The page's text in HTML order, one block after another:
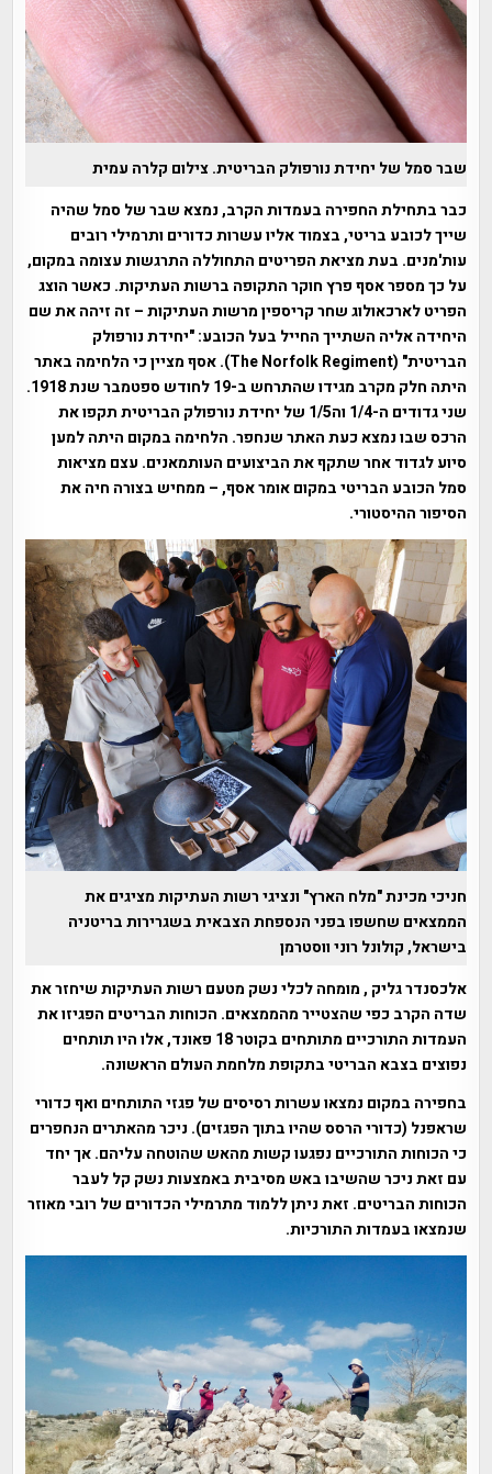
שבר סמל של יחידת נורפולק הבריטית. צילום קלרה עמית
כבר בתחילת החפירה בעמדות הקרב, נמצא שבר של סמל שהיה
שייך לכובע בריטי, בצמוד אליו עשרות כדורים ותרמילי רובים
עות'מנים. בעת מציאת הפריטים התחוללה התרגשות עצומה במקום,
על כך מספר אסף פרץ חוקר התקופה ברשות העתיקות. כאשר הוצג
הפריט לארכאולוג שחר קריספין מרשות העתיקות – זה זיהה את שם
היחידה אליה השתייך החייל בעל הכובע: "יחידת נורפולק
הבריטית" (The Norfolk Regiment). אסף מציין כי הלחימה באתר
היתה חלק מקרב מגידו שהתרחש ב-19 לחודש ספטמבר שנת 1918.
שני גדודים ה-1/4 וה1/5 של יחידת נורפולק הבריטית תקפו את
הרכס שבו נמצא כעת האתר שנחפר. הלחימה במקום היתה למען
סיוע לגדוד אחר שתקף את הביצועים העותמאנים. עצם מציאות
סמל הכובע הבריטי במקום אומר אסף, – ממחיש בצורה חיה את
הסיפור ההיסטורי.
חניכי מכינת "מלח הארץ" ונציגי רשות העתיקות מציגים את
הממצאים שחשפו בפני הנספחת הצבאית בשגרירות בריטניה
בישראל, קולונל רוני ווסטרמן
אלכסנדר גליק , מומחה לכלי נשק מטעם רשות העתיקות שיחזר את
שדה הקרב כפי שהצטייר מהממצאים. הכוחות הבריטים הפגיזו את
העמדות התורכיים מתותחים בקוטר 18 פאונד, אלו היו תותחים
נפוצים בצבא הבריטי בתקופת מלחמת העולם הראשונה.
בחפירה במקום נמצאו עשרות רסיסים של פגזי התותחים ואף כדורי
שראפנל (כדורי הרסס שהיו בתוך הפגזים). ניכר מהאתרים הנחפרים
כי הכוחות התורכיים נפגעו קשות מהאש שהוטחה עליהם. אך יחד
עם זאת ניכר שהשיבו באש מסיבית באמצעות נשק קל לעבר
הכוחות הבריטים. זאת ניתן ללמוד מתרמילי הכדורים של רובי מאוזר
שנמצאו בעמדות התורכיות.